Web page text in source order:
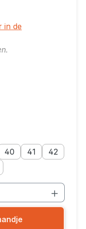
in de
39
40 40
41
Maatoptie: 41
42
Maatoptie:
47
de